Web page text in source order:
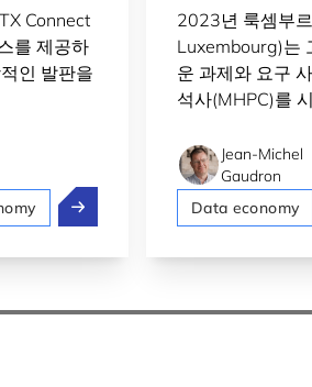
Connect
를 제공하
인 발판을
룩셈부르크: 모바일 혁신을 위한
2023년 룩셈부
Luxembourg)는
운 과제와 요구
석사(MHPC)를
Jean-Michel
Gaudron
Data economy